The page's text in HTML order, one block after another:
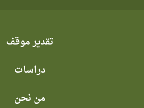
تقدير موقف
دراسات
من نحن